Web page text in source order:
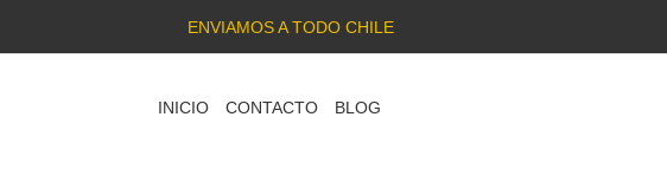
ENVIAMOS A TODO CHILE
INICIO CONTACTO BLOG